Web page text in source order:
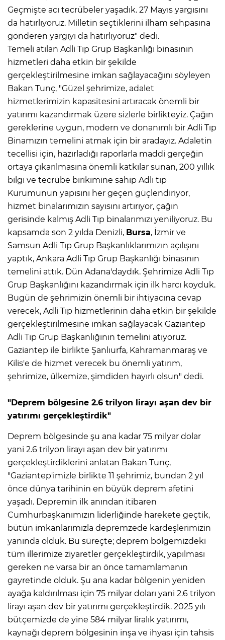
Geçmişte acı tecrübeler yaşadık. 27 Mayıs yargısını
da hatırlıyoruz. Milletin seçtiklerini ilham sehpasına
gönderen yargıyı da hatırlıyoruz" dedi.
Temeli atılan Adli Tıp Grup Başkanlığı binasının
hizmetleri daha etkin bir şekilde
gerçekleştirilmesine imkan sağlayacağını söyleyen
Bakan Tunç, "Güzel şehrimize, adalet
hizmetlerimizin kapasitesini artıracak önemli bir
yatırımı kazandırmak üzere sizlerle birlikteyiz. Çağın
gereklerine uygun, modern ve donanımlı bir Adli Tıp
Binamızın temelini atmak için bir aradayız. Adaletin
tecellisi için, hazırladığı raporlarla maddi gerçeğin
ortaya çıkarılmasına önemli katkılar sunan, 200 yıllık
bilgi ve tecrübe birikimine sahip Adli tıp
Kurumunun yapısını her geçen güçlendiriyor,
hizmet binalarımızın sayısını artırıyor, çağın
gerisinde kalmış Adli Tıp binalarımızı yeniliyoruz. Bu
kapsamda son 2 yılda Denizli, Bursa, İzmir ve
Samsun Adli Tıp Grup Başkanlıklarımızın açılışını
yaptık, Ankara Adli Tıp Grup Başkanlığı binasının
temelini attık. Dün Adana'daydık. Şehrimize Adli Tıp
Grup Başkanlığını kazandırmak için ilk harcı koyduk.
Bugün de şehrimizin önemli bir ihtiyacına cevap
verecek, Adli Tıp hizmetlerinin daha etkin bir şekilde
gerçekleştirilmesine imkan sağlayacak Gaziantep
Adli Tıp Grup Başkanlığının temelini atıyoruz.
Gaziantep ile birlikte Şanlıurfa, Kahramanmaraş ve
Kilis'e de hizmet verecek bu önemli yatırım,
şehrimize, ülkemize, şimdiden hayırlı olsun" dedi.
"Deprem bölgesine 2.6 trilyon lirayı aşan dev bir
yatırımı gerçekleştirdik"
Deprem bölgesinde şu ana kadar 75 milyar dolar
yani 2.6 trilyon lirayı aşan dev bir yatırımı
gerçekleştirdiklerini anlatan Bakan Tunç,
"Gaziantep'imizle birlikte 11 şehrimiz, bundan 2 yıl
önce dünya tarihinin en büyük deprem afetini
yaşadı. Depremin ilk anından itibaren
Cumhurbaşkanımızın liderliğinde harekete geçtik,
bütün imkanlarımızla depremzede kardeşlerimizin
yanında olduk. Bu süreçte; deprem bölgemizdeki
tüm illerimize ziyaretler gerçekleştirdik, yapılması
gereken ne varsa bir an önce tamamlamanın
gayretinde olduk. Şu ana kadar bölgenin yeniden
ayağa kaldırılması için 75 milyar doları yani 2.6 trilyon
lirayı aşan dev bir yatırımı gerçekleştirdik. 2025 yılı
bütçemizde de yine 584 milyar liralık yatırımı,
kaynağı deprem bölgesinin inşa ve ihyası için tahsis